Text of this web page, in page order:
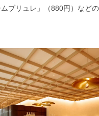
ブリュレ」（880円）など